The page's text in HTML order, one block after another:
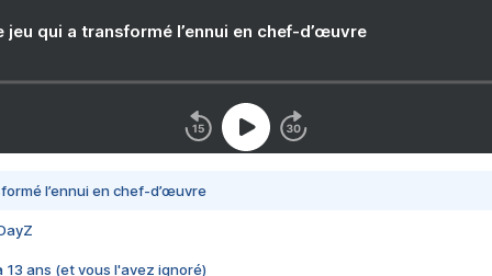
jeu qui a transformé l’ennui en chef-d’œuvre
l’ennui en chef-d’œuvre
13 ans (et vous l'avez ignoré)